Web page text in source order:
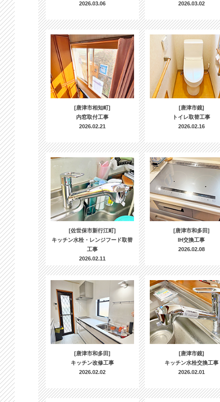
2026.03.06
2026.03.02
[唐津市相知町]
内窓取付工事
2026.02.21
[唐津市鏡]
トイレ取替工事
2026.02.16
[佐世保市新行江町]
キッチン水栓・レンジフード取替
工事
2026.02.11
[唐津市和多田]
IH交換工事
2026.02.08
[唐津市和多田]
キッチン改修工事
2026.02.02
[唐津市鏡]
キッチン水栓交換工事
2026.02.01